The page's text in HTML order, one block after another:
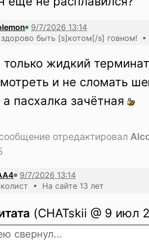
здорово быть [s]котом[/s] говном! •
только жидкий
и не сломать
а пасхалка зачётная
отредактировал
• На сайте 13 лет
(CHATskii @ 9 июл
свернул...